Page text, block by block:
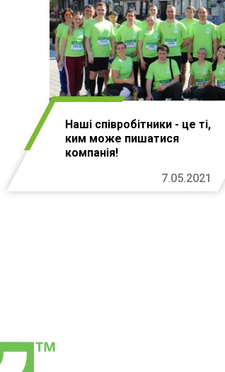
Наші співробітники - це ті,
ким може пишатися
компанія!
7.05.2021